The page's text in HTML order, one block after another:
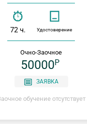
72 ч. Удостоверение
Очно-Заочное
50000P
ЗАЯВКА
обучение отсутствует